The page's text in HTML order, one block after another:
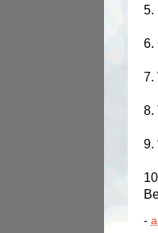
5.
6.
7.
8.
9.
-